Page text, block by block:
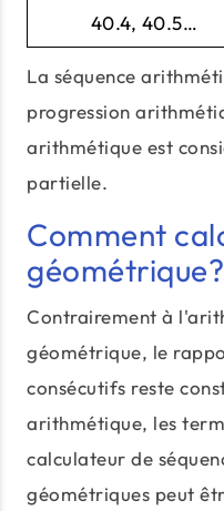
40.4, 40.5…
La séquence
progression
arithmétique est
partielle.
Comment
géométrique?
Contrairement à
géométrique, le
consécutifs reste
arithmétique, les
calculateur de
géométriques peut